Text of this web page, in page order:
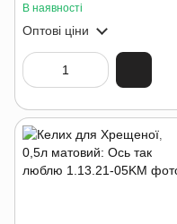
В наявності
Оптові ціни